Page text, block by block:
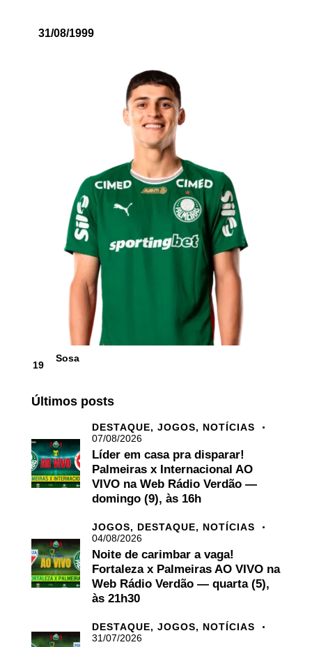
31/08/1999
19
Sosa
Últimos posts
DESTAQUE, JOGOS, NOTÍCIAS
07/08/2026
Líder em casa pra disparar!
Palmeiras x Internacional AO
VIVO na Web Rádio Verdão —
domingo (9), às 16h
JOGOS, DESTAQUE, NOTÍCIAS
04/08/2026
Noite de carimbar a vaga!
Fortaleza x Palmeiras AO VIVO na
Web Rádio Verdão — quarta (5),
às 21h30
DESTAQUE, JOGOS, NOTÍCIAS
31/07/2026